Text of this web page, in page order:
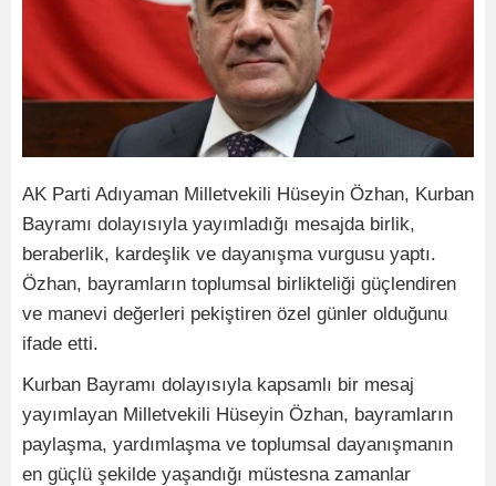
AK Parti Adıyaman Milletvekili Hüseyin Özhan, Kurban
Bayramı dolayısıyla yayımladığı mesajda birlik,
beraberlik, kardeşlik ve dayanışma vurgusu yaptı.
Özhan, bayramların toplumsal birlikteliği güçlendiren
ve manevi değerleri pekiştiren özel günler olduğunu
ifade etti.
Kurban Bayramı dolayısıyla kapsamlı bir mesaj
yayımlayan Milletvekili Hüseyin Özhan, bayramların
paylaşma, yardımlaşma ve toplumsal dayanışmanın
en güçlü şekilde yaşandığı müstesna zamanlar